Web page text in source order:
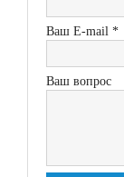
Ваш E-mail *
Ваш вопрос